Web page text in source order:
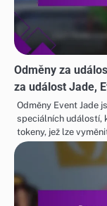
Odměny za
za událost Jade,
Odměny Event Jade
speciálních událostí,
tokeny, jež lze